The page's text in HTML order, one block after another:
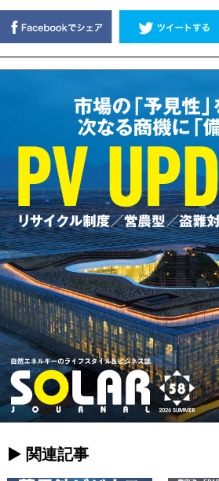
► 関連記事